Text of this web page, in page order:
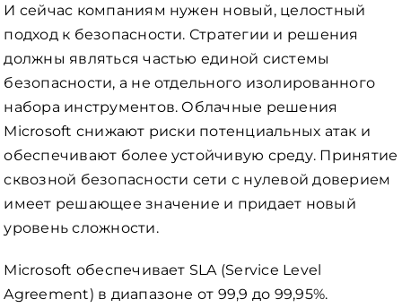
И сейчас компаниям нужен новый, целостный
подход к безопасности. Стратегии и решения
должны являться частью единой системы
безопасности, а не отдельного изолированного
набора инструментов. Облачные решения
Microsoft снижают риски потенциальных атак и
обеспечивают более устойчивую среду. Принятие
сквозной безопасности сети с нулевой доверием
имеет решающее значение и придает новый
уровень сложности.
Microsoft обеспечивает SLA (Service Level
Agreement) в диапазоне от 99,9 до 99,95%.